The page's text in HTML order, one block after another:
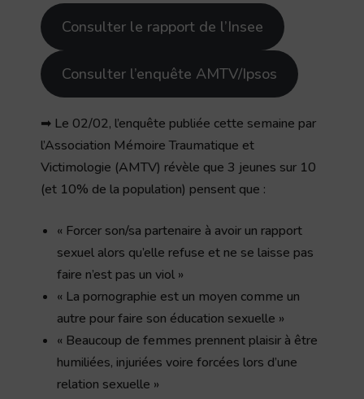
Consulter le rapport de l’Insee
Consulter l’enquête AMTV/Ipsos
➡ Le 02/02, l’enquête publiée cette semaine par
l’Association Mémoire Traumatique et
Victimologie (AMTV) révèle que 3 jeunes sur 10
(et 10% de la population) pensent que :
« Forcer son/sa partenaire à avoir un rapport
sexuel alors qu’elle refuse et ne se laisse pas
faire n’est pas un viol »
« La pornographie est un moyen comme un
autre pour faire son éducation sexuelle »
« Beaucoup de femmes prennent plaisir à être
humiliées, injuriées voire forcées lors d’une
relation sexuelle »